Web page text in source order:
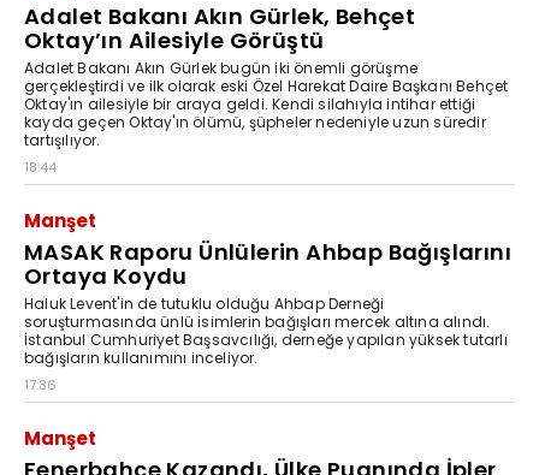
Adalet Bakanı Akın Gürlek, Behçet
Oktay’ın Ailesiyle Görüştü
Adalet Bakanı Akın Gürlek bugün iki önemli görüşme
gerçekleştirdi ve ilk olarak eski Özel Harekat Daire Başkanı Behçet
Oktay'ın ailesiyle bir araya geldi. Kendi silahıyla intihar ettiği
kayda geçen Oktay'ın ölümü, şüpheler nedeniyle uzun süredir
tartışılıyor.
18:44
Manşet
MASAK Raporu Ünlülerin Ahbap Bağışlarını
Ortaya Koydu
Haluk Levent'in de tutuklu olduğu Ahbap Derneği
soruşturmasında ünlü isimlerin bağışları mercek altına alındı.
İstanbul Cumhuriyet Başsavcılığı, derneğe yapılan yüksek tutarlı
bağışların kullanımını inceliyor.
17:36
Manşet